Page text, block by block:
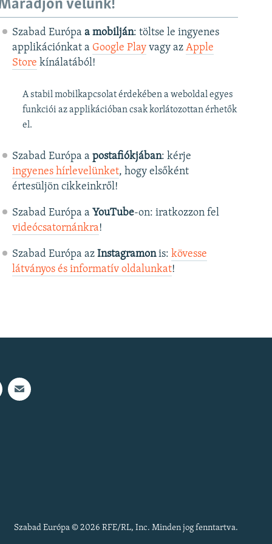
velünk!
Szabad Európa a mobilján: töltse le ingyenes
applikációnkat a Google Playvagy az Apple
Store kínálatából!
A stabil mobilkapcsolat érdekében a weboldal egyes
funkciói az applikációban csak korlátozottan érhetők
el.
Szabad Európa a postafiókjában: kérje
ingyenes hírlevelünket, hogy elsőként
értesüljön cikkeinkről!
Szabad Európa a YouTube-on: iratkozzon fel
videócsatornánkra!
Szabad Európa az Instagramonis: kövesse
látványos és informatív oldalunkat! ​
Szabad Európa © 2026 RFE/RL, Inc. Minden jog fenntartva.